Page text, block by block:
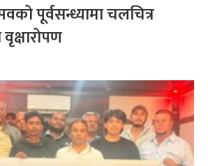
पूर्वसन्ध्यामा चलचित्र
वृक्षारोपण